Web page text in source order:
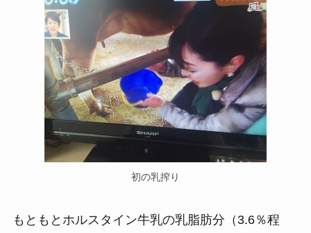
初の乳搾り
もともとホルスタイン牛乳の乳脂肪分（3.6％程